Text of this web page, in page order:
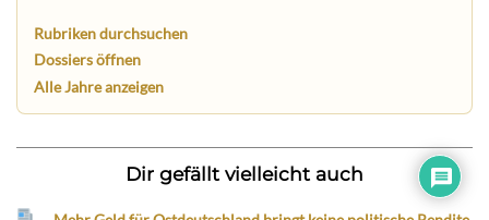
Rubriken durchsuchen
Dossiers öffnen
Alle Jahre anzeigen
Dir gefällt vielleicht auch